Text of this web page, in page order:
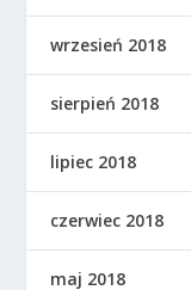
wrzesień 2018
sierpień 2018
lipiec 2018
czerwiec 2018
maj 2018